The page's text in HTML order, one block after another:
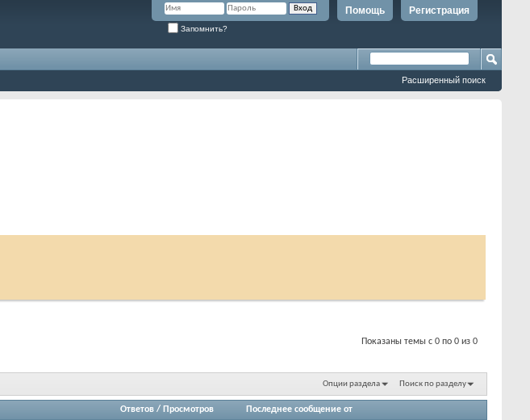
Регистрация
Помощь
Запомнить?
Расширенный поиск
Показаны темы с 0 по 0 из 0
Опции раздела Поиск по разделу
Ответов / Просмотров Последнее сообщение от